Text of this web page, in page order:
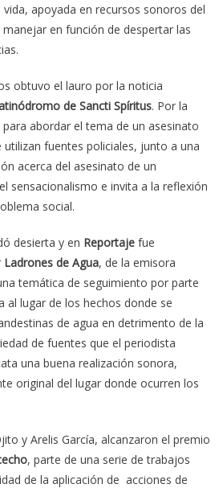
apoyada en recursos sonoros del
en función de despertar las
obtuvo el lauro por la noticia
de Sancti Spíritus. Por la
abordar el tema de un asesinato
fuentes policiales, junto a una
acerca del asesinato de un
sensacionalismo e invita a la reflexión
social.
desierta y en Reportaje fue
Ladrones de Agua, de la emisora
temática de seguimiento por parte
al lugar de los hechos donde se
de agua en detrimento de la
de fuentes que el periodista
una buena realización sonora,
original del lugar donde ocurren los
y Arelis García, alcanzaron el premio
, parte de una serie de trabajos
de la aplicación de acciones de